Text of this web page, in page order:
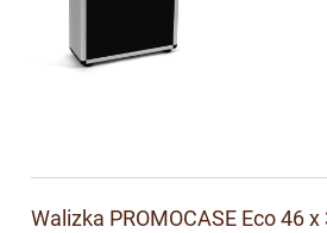
Walizka PROMOCASE Eco 46